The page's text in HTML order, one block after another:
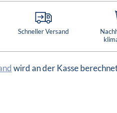
Schneller Versand
wird an der Kasse